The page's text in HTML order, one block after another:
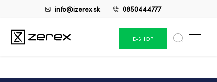
info@izerex.sk 0850444777
E-SHOP